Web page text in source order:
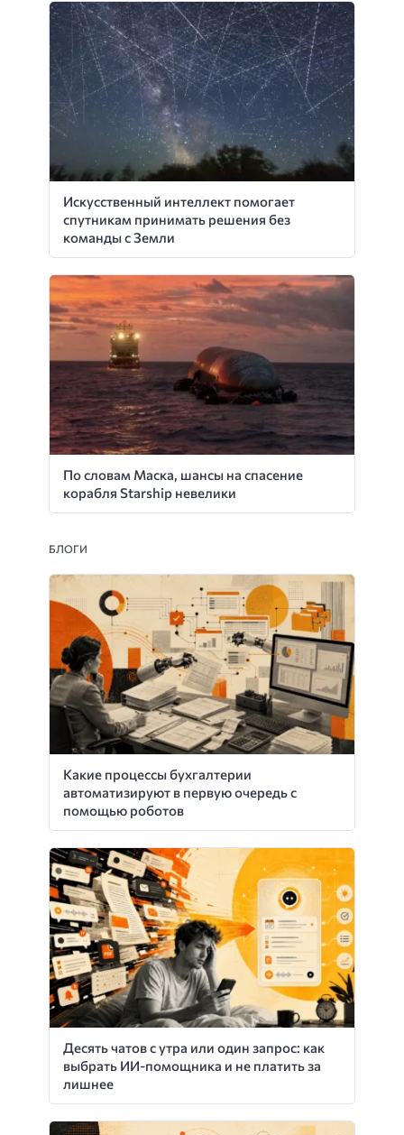
Искусственный интеллект помогает
спутникам принимать решения без
команды с Земли
По словам Маска, шансы на спасение
корабля Starship невелики
БЛОГИ
Какие процессы бухгалтерии
автоматизируют в первую очередь с
помощью роботов
Десять чатов с утра или один запрос: как
выбрать ИИ-помощника и не платить за
лишнее